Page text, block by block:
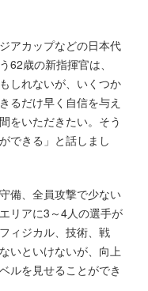
アカップなどの日本代
62歳の新指揮官は、
しれないが、いくつか
るだけ早く自信を与え
をいただきたい。そう
できる」と話しまし
備、全員攻撃で少ない
リアに3～4人の選手が
ィジカル、技術、戦
いといけないが、向上
ルを見せることができ